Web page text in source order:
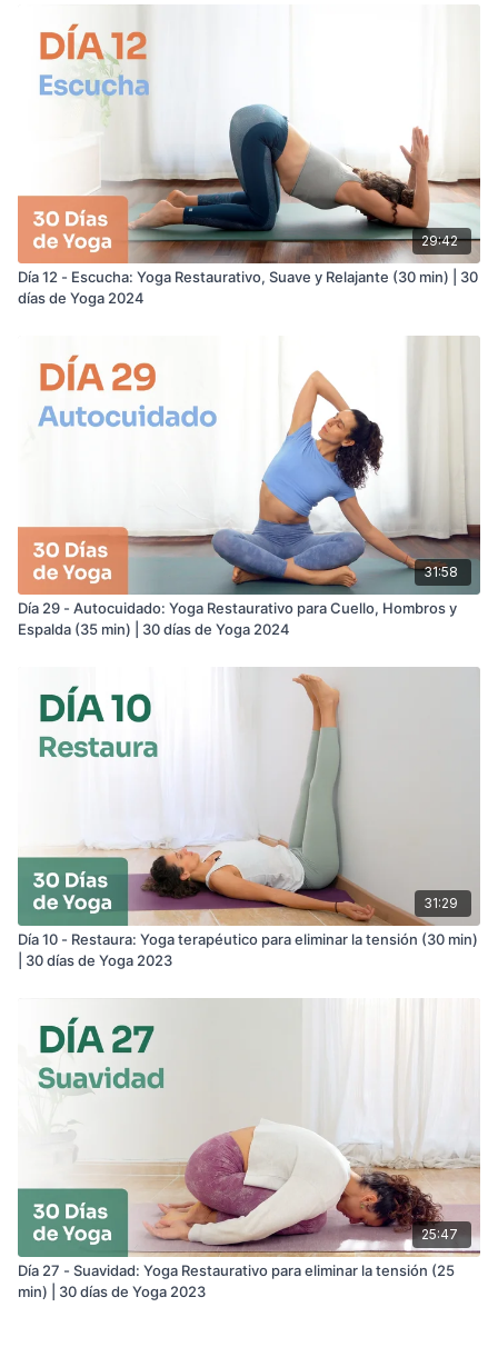
29:42
Día 12 - Escucha: Yoga Restaurativo, Suave y Relajante (30 min) | 30
días de Yoga 2024
31:58
Día 29 - Autocuidado: Yoga Restaurativo para Cuello, Hombros y
Espalda (35 min) | 30 días de Yoga 2024
31:29
Día 10 - Restaura: Yoga terapéutico para eliminar la tensión (30 min)
| 30 días de Yoga 2023
25:47
Día 27 - Suavidad: Yoga Restaurativo para eliminar la tensión (25
min) | 30 días de Yoga 2023